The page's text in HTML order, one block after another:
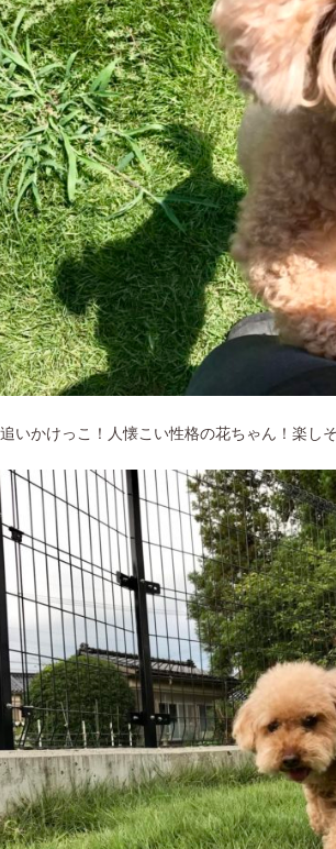
いかけっこ！人懐こい性格の花ちゃん！楽し